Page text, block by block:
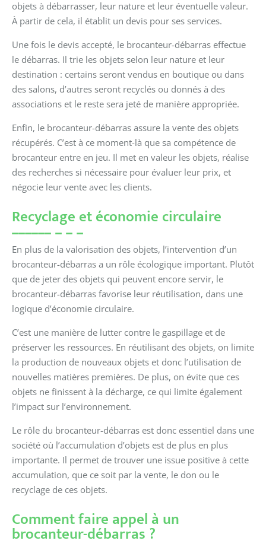
objets à débarrasser, leur nature et leur éventuelle valeur.
À partir de cela, il établit un devis pour ses services.
Une fois le devis accepté, le brocanteur-débarras effectue
le débarras. Il trie les objets selon leur nature et leur
destination : certains seront vendus en boutique ou dans
des salons, d’autres seront recyclés ou donnés à des
associations et le reste sera jeté de manière appropriée.
Enfin, le brocanteur-débarras assure la vente des objets
récupérés. C’est à ce moment-là que sa compétence de
brocanteur entre en jeu. Il met en valeur les objets, réalise
des recherches si nécessaire pour évaluer leur prix, et
négocie leur vente avec les clients.
Recyclage et économie circulaire
En plus de la valorisation des objets, l’intervention d’un
brocanteur-débarras a un rôle écologique important. Plutôt
que de jeter des objets qui peuvent encore servir, le
brocanteur-débarras favorise leur réutilisation, dans une
logique d’économie circulaire.
C’est une manière de lutter contre le gaspillage et de
préserver les ressources. En réutilisant des objets, on limite
la production de nouveaux objets et donc l’utilisation de
nouvelles matières premières. De plus, on évite que ces
objets ne finissent à la décharge, ce qui limite également
l’impact sur l’environnement.
Le rôle du brocanteur-débarras est donc essentiel dans une
société où l’accumulation d’objets est de plus en plus
importante. Il permet de trouver une issue positive à cette
accumulation, que ce soit par la vente, le don ou le
recyclage de ces objets.
Comment faire appel à un
brocanteur-débarras ?